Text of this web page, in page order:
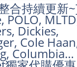
合持續更新
POLO,
Dickies,
Cole
Columbia…